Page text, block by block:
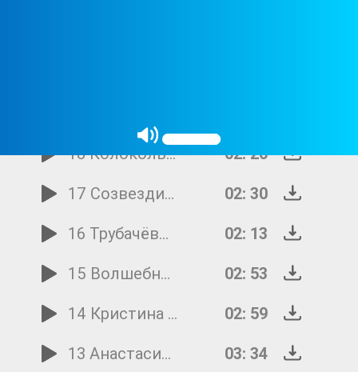
18 Колокольчики Победная весна 45
02: 20
17 Созвездие Несовместимы дети и война
02: 30
16 Трубачёвы День победы
02: 13
15 Волшебники двора А закаты алые
02: 53
14 Кристина Канищева Портрет прадедушки
02: 59
13 Анастасия Гревец и Конопушки Дети войны
03: 34